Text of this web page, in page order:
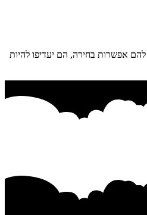
אפשרות בחירה, הם יעדיפו להיות